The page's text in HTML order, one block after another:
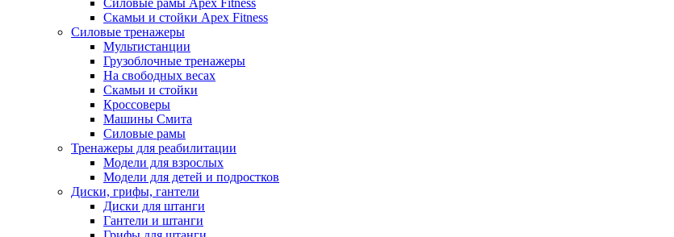
Силовые рамы Apex Fitness
Скамьи и стойки Apex Fitness
Силовые тренажеры
Мультистанции
Грузоблочные тренажеры
На свободных весах
Скамьи и стойки
Кроссоверы
Машины Смита
Силовые рамы
Тренажеры для реабилитации
Модели для взрослых
Модели для детей и подростков
Диски, грифы, гантели
Диски для штанги
Гантели и штанги